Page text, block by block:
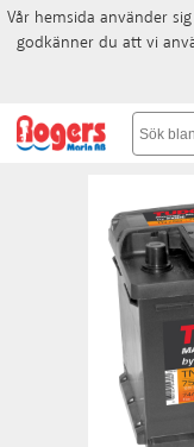
Vår hemsida använder
godkänner du att vi